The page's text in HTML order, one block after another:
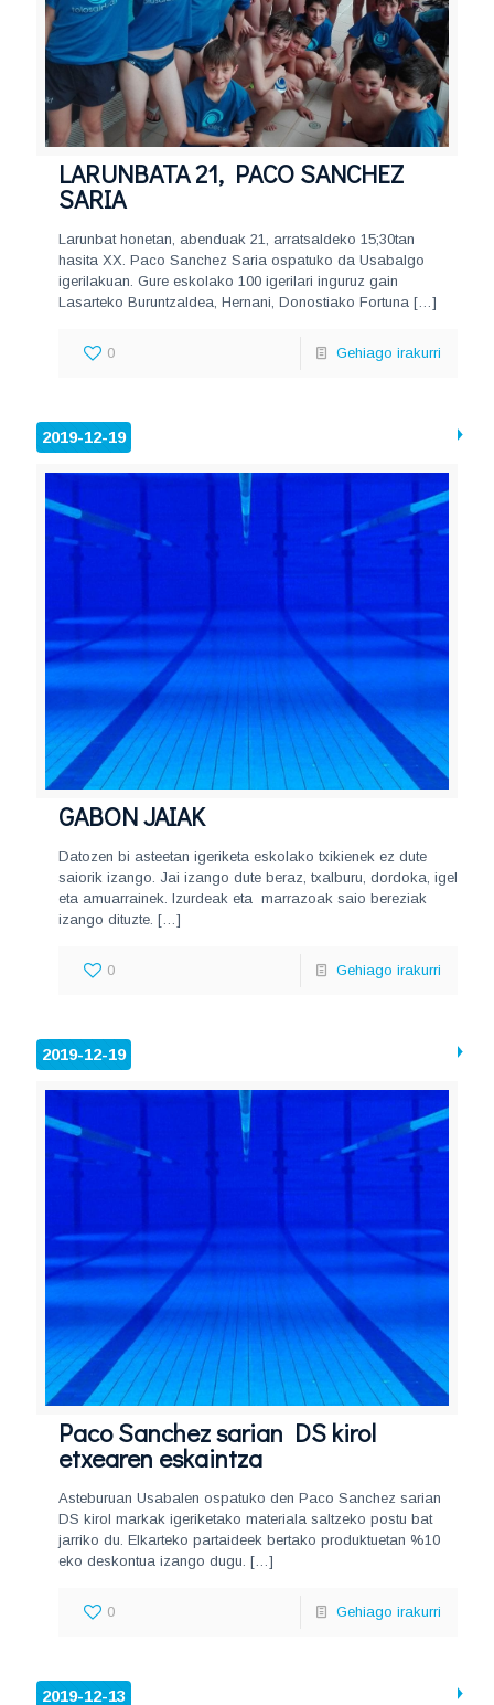
LARUNBATA 21, PACO SANCHEZ
SARIA
Larunbat honetan, abenduak 21, arratsaldeko 15;30tan
hasita XX. Paco Sanchez Saria ospatuko da Usabalgo
igerilakuan. Gure eskolako 100 igerilari inguruz gain
Lasarteko Buruntzaldea, Hernani, Donostiako Fortuna […]
0 Gehiago irakurri
2019-12-19
GABON JAIAK
Datozen bi asteetan igeriketa eskolako txikienek ez dute
saiorik izango. Jai izango dute beraz, txalburu, dordoka, igel
eta amuarrainek. Izurdeak eta marrazoak saio bereziak
izango dituzte. […]
0 Gehiago irakurri
2019-12-19
Paco Sanchez sarian DS kirol
etxearen eskaintza
Asteburuan Usabalen ospatuko den Paco Sanchez sarian
DS kirol markak igeriketako materiala saltzeko postu bat
jarriko du. Elkarteko partaideek bertako produktuetan %10
eko deskontua izango dugu. […]
0 Gehiago irakurri
2019-12-13